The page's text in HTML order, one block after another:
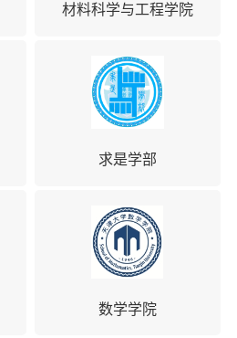
材料科学与工程学院
求是学部
数学学院